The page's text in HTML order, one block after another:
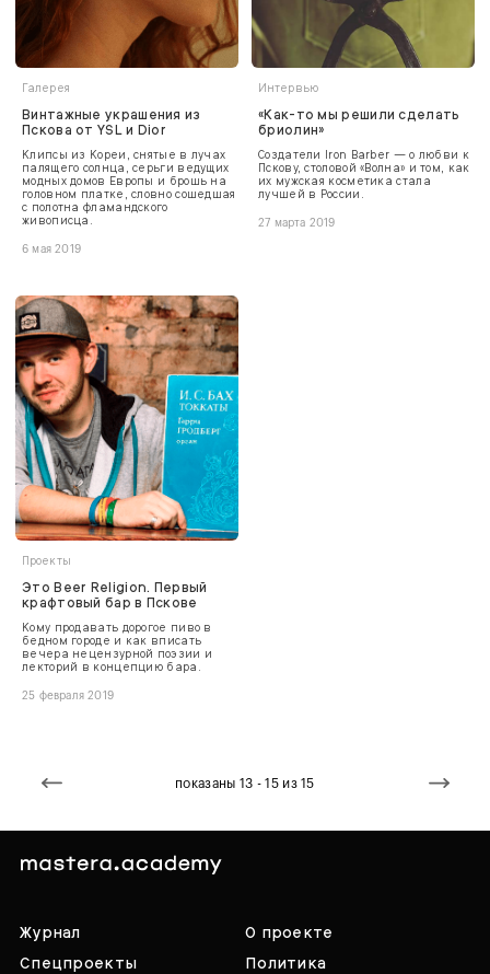
Галерея
Винтажные украшения из
Пскова от YSL и Dior
Клипсы из Кореи, снятые в лучах
палящего солнца, серьги ведущих
модных домов Европы и брошь на
головном платке, словно сошедшая
с полотна фламандского
живописца.
6 мая 2019
Интервью
«Как-то мы решили сделать
бриолин»
Создатели Iron Barber — о любви к
Пскову, столовой «Волна» и том, как
их мужская косметика стала
лучшей в России.
27 марта 2019
Проекты
Это Beer Religion. Первый
крафтовый бар в Пскове
Кому продавать дорогое пиво в
бедном городе и как вписать
вечера нецензурной поэзии и
лекторий в концепцию бара.
25 февраля 2019
показаны 13 - 15 из 15
Журнал
Спецпроекты
О проекте
Политика